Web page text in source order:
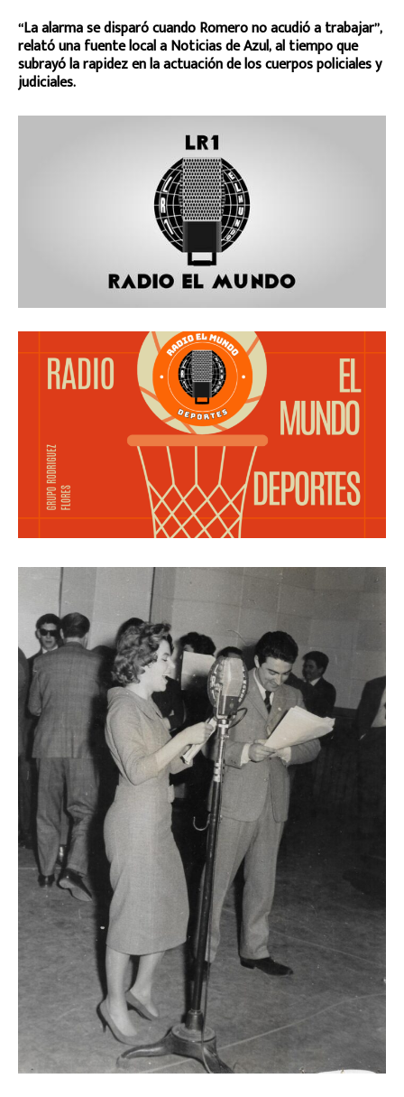
“La alarma se disparó cuando Romero no acudió a trabajar”,
relató una fuente local a Noticias de Azul, al tiempo que
subrayó la rapidez en la actuación de los cuerpos policiales y
judiciales.